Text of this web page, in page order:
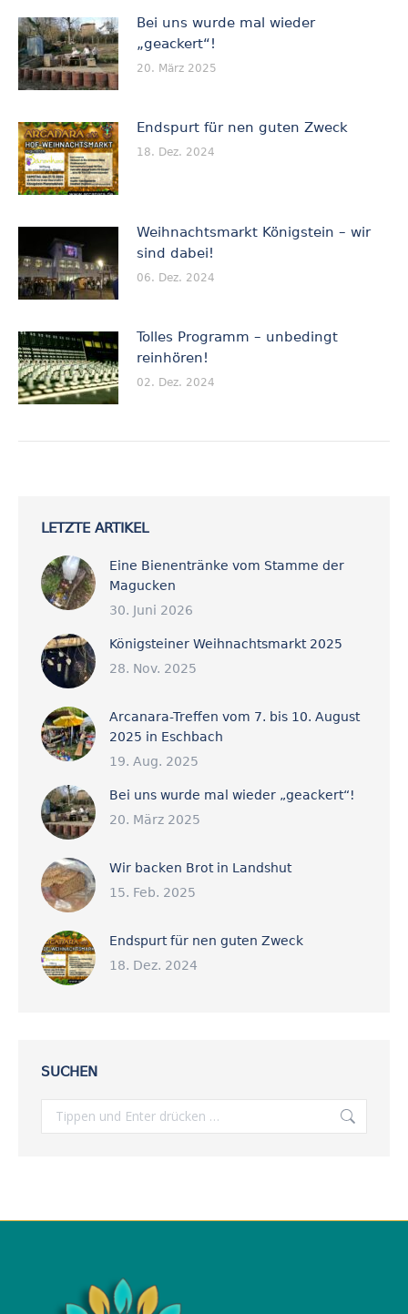
Bei uns wurde mal wieder
„geackert“!
20. März 2025
Endspurt für nen guten Zweck
18. Dez. 2024
Weihnachtsmarkt Königstein – wir
sind dabei!
06. Dez. 2024
Tolles Programm – unbedingt
reinhören!
02. Dez. 2024
LETZTE ARTIKEL
Eine Bienentränke vom Stamme der
Magucken
30. Juni 2026
Königsteiner Weihnachtsmarkt 2025
28. Nov. 2025
Arcanara-Treffen vom 7. bis 10. August
2025 in Eschbach
19. Aug. 2025
Bei uns wurde mal wieder „geackert“!
20. März 2025
Wir backen Brot in Landshut
15. Feb. 2025
Endspurt für nen guten Zweck
18. Dez. 2024
SUCHEN
Search: